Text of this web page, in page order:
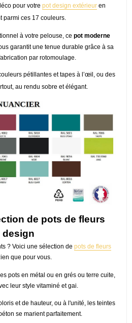
pour votre pot design extérieuren
parmi ces 17 couleurs.
à votre pelouse, ce pot moderne
garantit une tenue durable grâce à sa
par rotomoulage.
pétillantes et tapes à l’œil, ou des
au rendu sobre et élégant.
de pots de fleurs
design
? Voici une sélection de pots de fleurs
que pour vous.
pots en métal ou en grés ou terre cuite,
leur style vitaminé et gai.
et de hauteur, ou à l'unité, les teintes
se marient parfaitement.